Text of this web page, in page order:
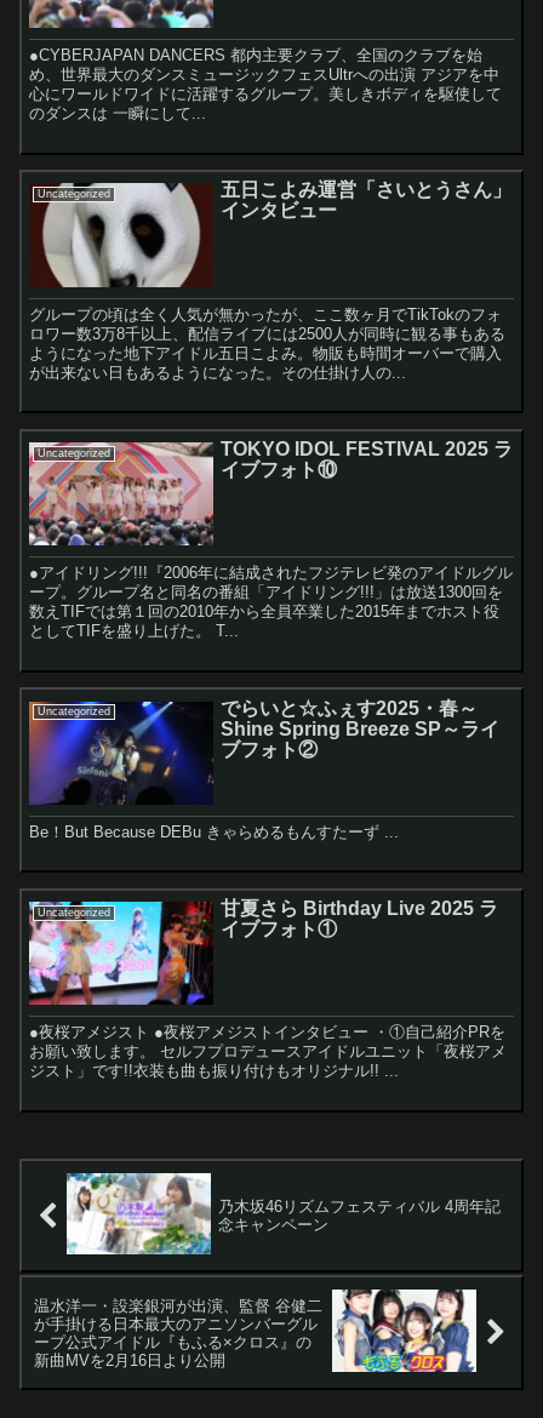
●CYBERJAPAN DANCERS 都内主要クラブ、全国のクラブを始
め、世界最大のダンスミュージックフェスUltrへの出演 アジアを中
心にワールドワイドに活躍するグループ。美しきボディを駆使して
のダンスは 一瞬にして...
Uncategorized
五日こよみ運営「さいとうさん」
インタビュー
グループの頃は全く人気が無かったが、ここ数ヶ月でTikTokのフォ
ロワー数3万8千以上、配信ライブには2500人が同時に観る事もある
ようになった地下アイドル五日こよみ。物販も時間オーバーで購入
が出来ない日もあるようになった。その仕掛け人の...
Uncategorized
TOKYO IDOL FESTIVAL 2025 ラ
イブフォト⑩
●アイドリング!!!『2006年に結成されたフジテレビ発のアイドルグル
ープ。グループ名と同名の番組「アイドリング!!!」は放送1300回を
数えTIFでは第１回の2010年から全員卒業した2015年までホスト役
としてTIFを盛り上げた。 T...
Uncategorized
でらいと☆ふぇす2025・春～
Shine Spring Breeze SP～ライ
ブフォト②
Be！But Because DEBu きゃらめるもんすたーず ...
Uncategorized
甘夏さら Birthday Live 2025 ラ
イブフォト①
●夜桜アメジスト ●夜桜アメジストインタビュー ・①自己紹介PRを
お願い致します。 セルフプロデュースアイドルユニット「夜桜アメ
ジスト」です!!衣装も曲も振り付けもオリジナル!! ...
乃木坂46リズムフェスティバル 4周年記
念キャンペーン
温水洋一・設楽銀河が出演、監督 谷健二
が手掛ける日本最大のアニソンバーグル
ープ公式アイドル『もふる×クロス』の
新曲MVを2月16日より公開